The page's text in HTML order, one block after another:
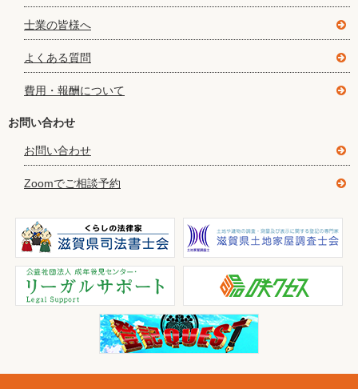
士業の皆様へ
よくある質問
費用・報酬について
お問い合わせ
お問い合わせ
Zoomでご相談予約